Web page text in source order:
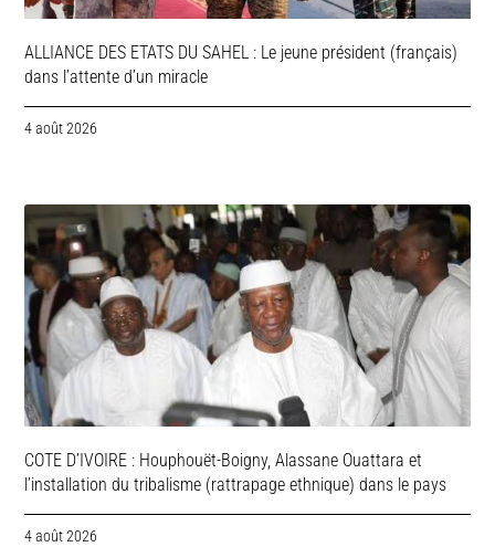
ALLIANCE DES ETATS DU SAHEL : Le jeune président (français)
dans l’attente d’un miracle
4 août 2026
COTE D’IVOIRE : Houphouët-Boigny, Alassane Ouattara et
l’installation du tribalisme (rattrapage ethnique) dans le pays
4 août 2026